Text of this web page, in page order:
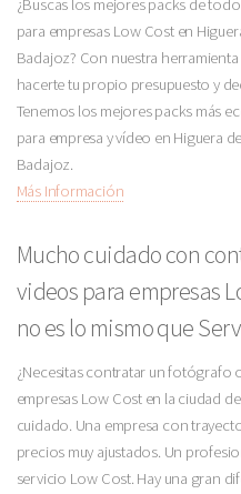
¿Buscas los mejores packs de
para empresas Low Cost en
Badajoz? Con nuestra
hacerte tu propio presupuesto y
Tenemos los mejores packs más
para empresa y vídeo en Higuera
Badajoz.
Más Información
Mucho cuidado con
videos para empresas
no es lo mismo que
¿Necesitas contratar un fotógrafo
empresas Low Cost en la ciudad
cuidado. Una empresa con
precios muy ajustados. Un
servicio Low Cost. Hay una gran